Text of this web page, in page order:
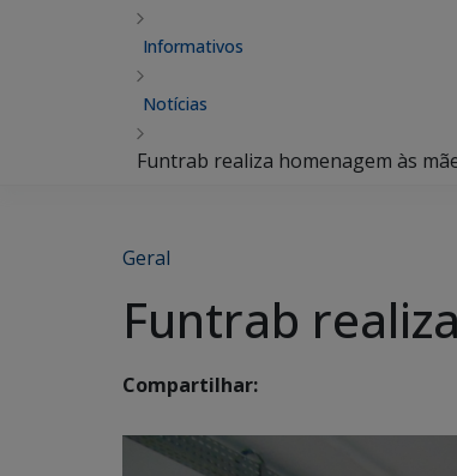
Informativos
Notícias
Funtrab realiza homenagem às
Geral
Funtrab
Compartilhar: